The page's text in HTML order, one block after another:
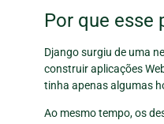
Por que esse
Django surgiu de uma
construir aplicações
tinha apenas algumas
Ao mesmo tempo, os